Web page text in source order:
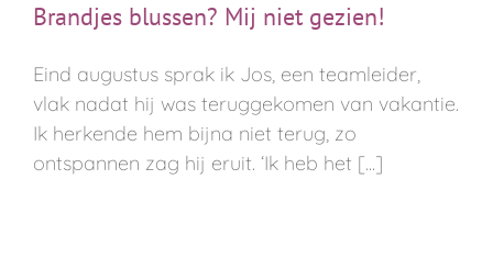
Brandjes blussen? Mij niet gezien!
Eind augustus sprak ik Jos, een teamleider,
vlak nadat hij was teruggekomen van vakantie.
Ik herkende hem bijna niet terug, zo
ontspannen zag hij eruit. ‘Ik heb het [...]